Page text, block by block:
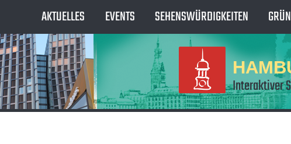
AKTUELLES EVENTS SEHENSWÜRDIGKEITEN
Interaktiver